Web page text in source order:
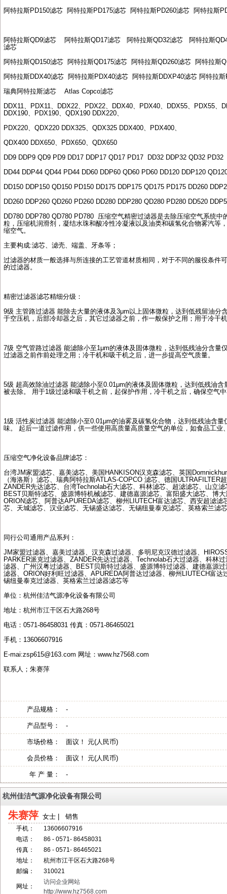
阿特拉斯PD150滤芯 阿特拉斯PD175滤芯 阿特拉斯PD260滤芯 阿特拉斯
阿特拉斯QD9滤芯 阿特拉斯QD17滤芯 阿特拉斯QD32滤芯 阿特拉斯
滤芯
阿特拉斯QD150滤芯 阿特拉斯QD175滤芯 阿特拉斯QD260滤芯 阿特拉斯
阿特拉斯DDX40滤芯 阿特拉斯PDX40滤芯 阿特拉斯DDXP40滤芯 阿特拉斯
瑞典阿特拉斯滤芯
Atlas Copco滤芯
DDX11、 PDX11、 DDX22、 PDX22、 DDX40、 PDX40、 DDX55、 PDX55、
DDX190、 PDX190、 QDX190 DDX220、
PDX220、 QDX220 DDX325、 QDX325 DDX400、 PDX400、
QDX400 DDX650、 PDX650、 QDX650
DD9 DDP9 QD9 PD9 DD17 DDP17 QD17 PD17
DD32 DDP32 QD32 PD32
DD44 DDP44 QD44 PD44 DD60 DDP60 QD60 PD60 DD120 DDP120
DD150 DDP150 QD150 PD150 DD175 DDP175 QD175 PD175 DD260
DD260 DDP260 QD260 PD260 DD280 DDP280 QD280 PD280 DD520
DD780 DDP780 QD780 PD780 压缩空气精密过滤器是去除压缩空气系统
粒，压缩机润滑剂，凝结水珠和酸冷性冷凝液以及油类和碳氢化合物雾汽等
缩空气。
主要构成:滤芯、滤壳、端盖、牙条等；
过滤器的材质一般选择与所连接的工艺管道材质相同，对于不同的服役条件
的过滤器。
精密过滤器滤芯精细分级：
9级 主管路过滤器 能除去大量的液体及3μm 以上固体微粒，达到低残留油分
于空压机，后部冷却器之后，其它过滤器之前，作一般保护之用；用于冷干
7级 空气管路过滤器 能滤除小至1μm的液体及固体微粒，达到低残油分含量
过滤器之前作前处理之用；冷干机和吸干机之后，进一步提高空气质量。
5级 超高效除油过滤器 能滤除小至0.01μm的液体及固体微粒，达到低残油含
被去除。
用于1级过滤和吸干机之前，起保护作用，冷干机之后，确保空气
1级 活性炭过滤器 能滤除小至0.01μm的油雾及碳氢化合物，达到低残油含量
味。
起后一道过滤作用，供一些使用高质量高质量空气的单位，如食品工业
压缩空气净化设备品牌滤芯：
台湾JM家盟滤芯、嘉美滤芯、美国 HANKISON汉克森滤芯、英国
（海洛斯）滤芯、瑞典阿特拉斯ATLAS-COPCO 滤芯、德国 ULTRAFILTER
ZANDER先达滤芯、台湾Technolab石大滤芯、科林滤芯、超滤滤芯、山立
BEST贝斯特滤芯、盛源博特机械滤芯、建德嘉源滤芯、富阳盛大滤芯、博
ORION滤芯、阿普达APUREDA滤芯、柳州 LIUTECH富达滤芯、西安超滤滤
芯、天城滤芯、汉业滤芯、无锡盛达滤芯、无锡纽曼泰克滤芯、英格索兰滤
同行公司通用产品系列：
JM家盟过滤器、嘉美过滤器、汉克森过滤器、多明尼克汉德过滤器、
PARKER派克过滤器、 ZANDER先达过滤器、 Technolab石大过滤器、科林
滤器、广州汉粤过滤器、
BEST贝斯特过滤器、盛源博特过滤器、建德嘉源
滤器、 ORION好利旺过滤器、 APUREDA阿普达过滤器、柳州 LIUTECH富达
锡纽曼泰克过滤器、英格索兰过滤器滤芯等
单位：杭州佳洁气源净化设备有限公司
地址：杭州市江干区石大路268号
电话： 0571-86458031 传真： 0571-86465021
手机： 13606607916
E-mai:zsp615@163.com 网址： www.hz7568.com
联系人；朱赛萍
产品规格： -
产品型号： -
市场价格： 面议！ 元(人民币)
会员价格： 面议！ 元(人民币)
年 产 量： -
杭州佳洁气源净化设备有限公司
朱赛萍 女士 | 销售
手机：
13606607916
电话：
86 - 0571- 86458031
传真：
86 - 0571- 86465021
地址：
杭州市江干区石大路268号
邮编：
310021
网址：
访问企业网站
http://www.hz7568.com